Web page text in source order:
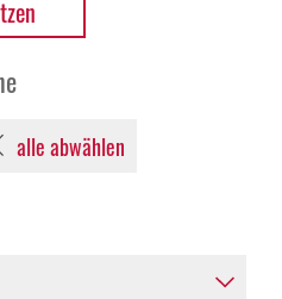
alle abwählen